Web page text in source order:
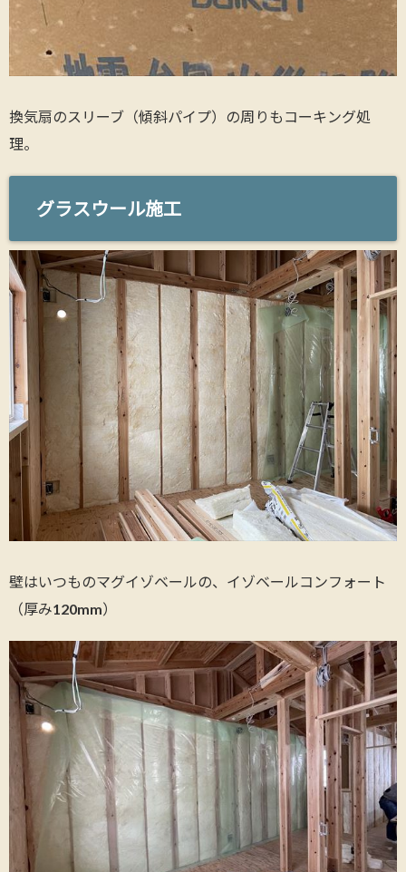
換気扇のスリーブ（傾斜パイプ）の周りもコーキング処
理。
グラスウール施工
壁はいつものマグイゾベールの、イゾベールコンフォート
（厚み120mm）